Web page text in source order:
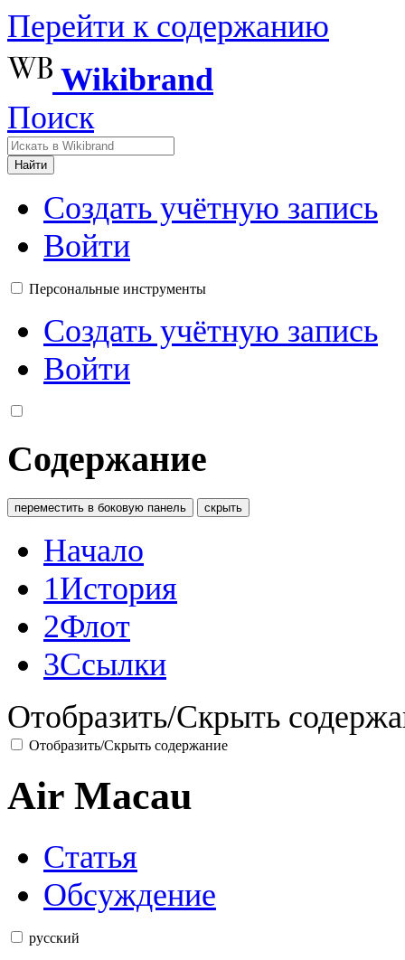
Перейти к содержанию
Wikibrand
Поиск
Найти
Создать учётную запись
Войти
Персональные инструменты
Создать учётную запись
Войти
Содержание
переместить в боковую панель скрыть
Начало
1История
2Флот
3Ссылки
Отобразить/Скрыть
Отобразить/Скрыть содержание
Air Macau
Статья
Обсуждение
русский